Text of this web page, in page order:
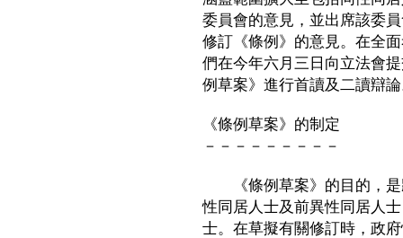
委員會的意見，並出席該委
修訂《條例》的意見。在全
們在今年六月三日向立法會
例草案》進行首讀及二讀辯
《條例草案》的制定
－－－－－－－－－
《條例草案》的目的，是
性同居人士及前異性同居人
士。在草擬有關修訂時，政